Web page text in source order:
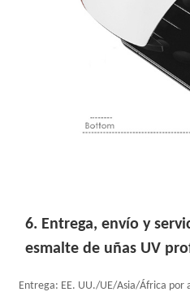
6. Entrega, envío y
esmalte de uñas UV
Entrega: EE. UU./UE/Asia/África por